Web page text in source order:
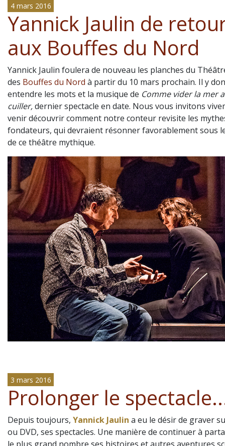
4 mars 2016
Yannick Jaulin de
aux Bouffes du Nord
Yannick Jaulin foulera de nouveau les planches du
des Bouffes du Nord à partir du 10 mars prochain. Il y
entendre les mots et la musique de Comme vider la mer
cuiller,dernier spectacle en date. Nous vous invitons
venir découvrir comment notre conteur revisite les
fondateurs, qui devraient résonner favorablement sous
de ce théâtre mythique.
3 mars 2016
Prolonger le
Depuis toujours, Yannick Jaulin a eu le désir de graver
ou DVD, ses spectacles. Une manière de continuer à